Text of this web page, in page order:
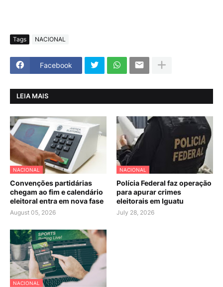
Tags NACIONAL
Facebook
LEIA MAIS
NACIONAL
Convenções partidárias
chegam ao fim e calendário
eleitoral entra em nova fase
August 05, 2026
NACIONAL
Polícia Federal faz operação
para apurar crimes
eleitorais em Iguatu
July 28, 2026
NACIONAL